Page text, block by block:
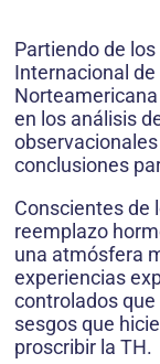
Partiendo de
Internacional
en los análisis
conclusiones
Conscientes de
reemplazo
una atmósfera
experiencias
controlados
sesgos que
proscribir la TH.